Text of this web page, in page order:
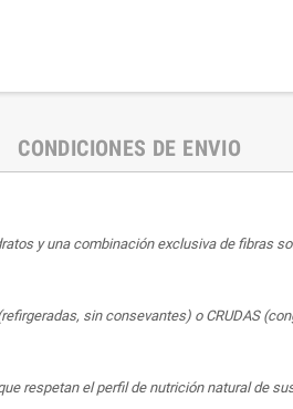
CONDICIONES DE ENVIO
y una combinación exclusiva de fibras
sin consevantes) o CRUDAS
respetan el perfil de nutrición natural de